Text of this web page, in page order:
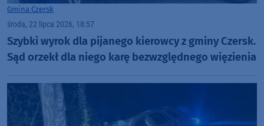
Gmina Czersk
środa, 22 lipca 2026, 18:57
Szybki wyrok dla pijanego kierowcy z gminy Czersk.
Sąd orzekł dla niego karę bezwzględnego więzienia